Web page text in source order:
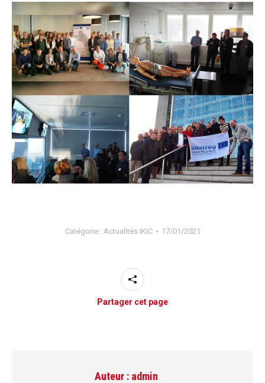
Catégorie : Actualités IKIC 17/01/2021
Partager cet page
Auteur : admin